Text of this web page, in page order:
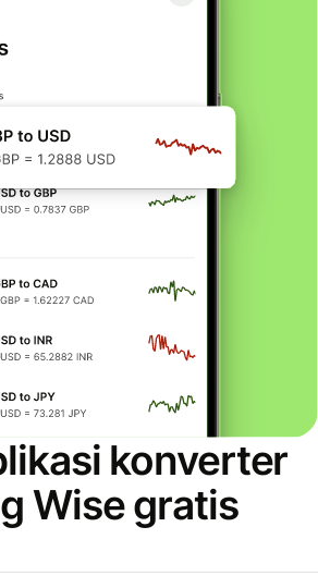
konverter
Wise gratis